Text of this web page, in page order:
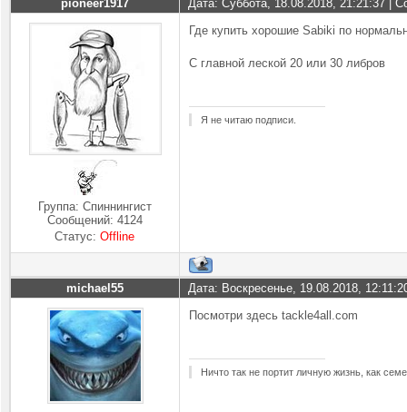
pioneer1917 Дата: Суббота, 18.08.2018, 21:21:37 |
Группа: Спиннингист
Сообщений: 4124
Статус:Offline
Где купить хорошие Sabiki по
С главной леской 20 или 30 либров
Я не читаю подписи.
michael55 Дата: Воскресенье, 19.08.2018,
Посмотри здесь tackle4all.com
Ничто так не портит личную жизнь, как